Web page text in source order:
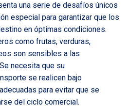
una serie de desafíos únicos
especial para garantizar que los
en óptimas condiciones.
como frutas, verduras,
son sensibles a las
necesita que su
se realicen bajo
para evitar que se
del ciclo comercial.